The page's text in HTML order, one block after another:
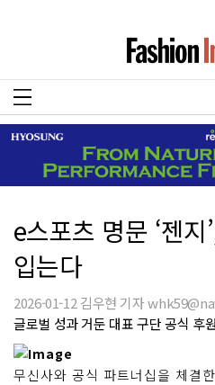
e스포츠 명문 ‘젠
입는다
2026-01-12 김우현 기자
글로벌 성과 거둔 대표 구단 공식
무신사와 공식 파트너십을 체결